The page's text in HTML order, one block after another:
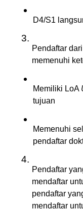
D4/S1
Pendaftar
memenuhi
Memiliki LoA
tujuan
Memenuhi
pendaftar
Pendaftar
mendaftar
pendaftar
mendaftar